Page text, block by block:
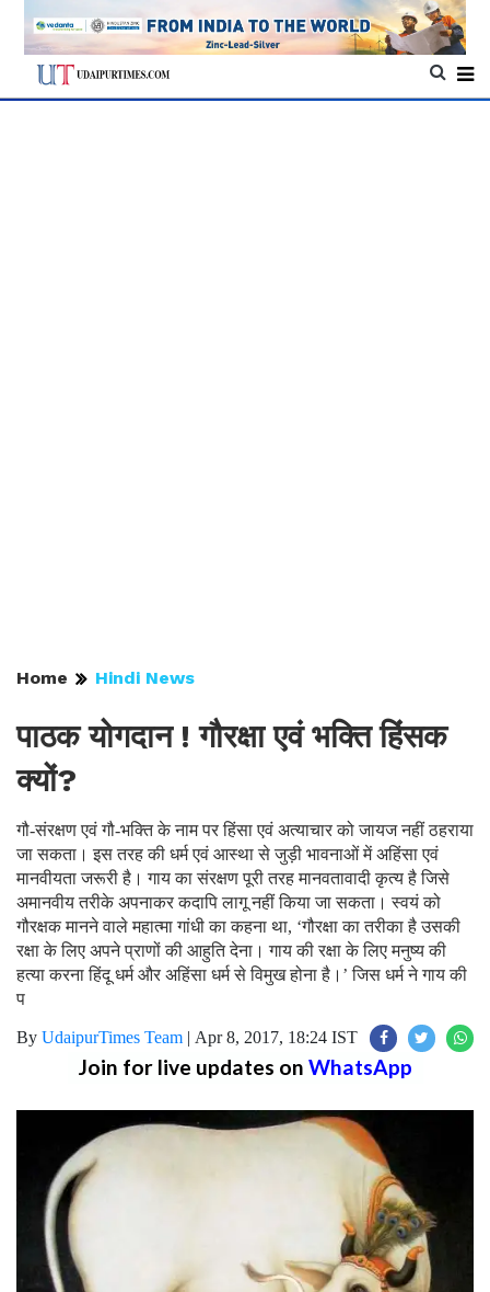
Home Hindi News
पाठक योगदान ! गौरक्षा एवं भक्ति हिंसक
क्यों?
गौ-संरक्षण एवं गौ-भक्ति के नाम पर हिंसा एवं अत्याचार को जायज नहीं ठहराया
जा सकता। इस तरह की धर्म एवं आस्था से जुड़ी भावनाओं में अहिंसा एवं
मानवीयता जरूरी है। गाय का संरक्षण पूरी तरह मानवतावादी कृत्य है जिसे
अमानवीय तरीके अपनाकर कदापि लागू नहीं किया जा सकता। स्वयं को
गौरक्षक मानने वाले महात्मा गांधी का कहना था, ‘गौरक्षा का तरीका है उसकी
रक्षा के लिए अपने प्राणों की आहुति देना। गाय की रक्षा के लिए मनुष्य की
हत्या करना हिंदू धर्म और अहिंसा धर्म से विमुख होना है।’ जिस धर्म ने गाय की
प
By UdaipurTimes Team | Apr 8, 2017, 18:24 IST
Join for live updates on WhatsApp